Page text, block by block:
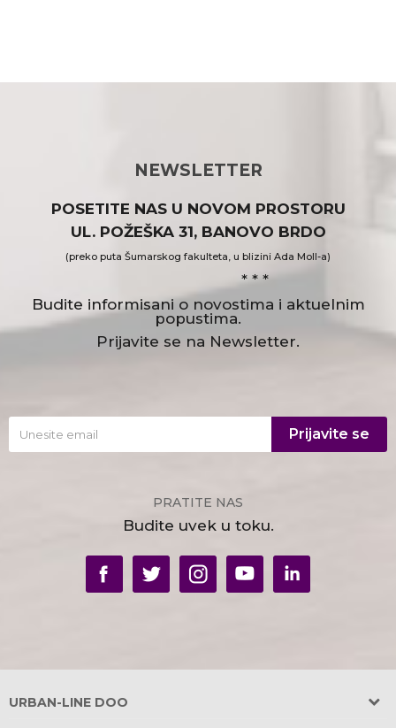
NEWSLETTER
POSETITE NAS U NOVOM PROSTORU
UL. POŽEŠKA 31, BANOVO BRDO
(preko puta Šumarskog fakulteta, u blizini Ada Moll-a)
* * *
Budite informisani o novostima i aktuelnim
popustima.
Prijavite se na Newsletter.
Prijavite se
PRATITE NAS
Budite uvek u toku.
URBAN-LINE DOO